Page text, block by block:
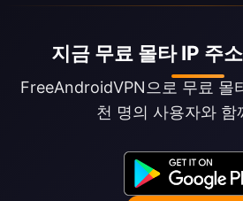
지금 무료 몰타 IP 주
FreeAndroidVPN으로 무료 몰
천 명의 사용자와 함